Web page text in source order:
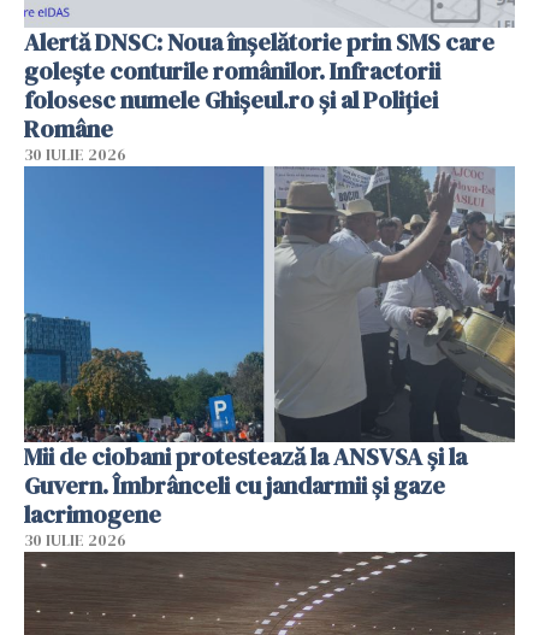
Alertă DNSC: Noua înșelătorie prin SMS care
golește conturile românilor. Infractorii
folosesc numele Ghișeul.ro și al Poliției
Române
30 IULIE 2026
Mii de ciobani protestează la ANSVSA și la
Guvern. Îmbrânceli cu jandarmii și gaze
lacrimogene
30 IULIE 2026